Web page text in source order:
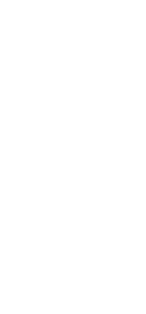
「安心・安全・清潔
車内外
を徹底。安心感と清潔感を感じてい